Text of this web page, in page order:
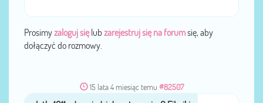
Prosimyzaloguj sięlub zarejestruj się na forumsię, aby
dołączyć do rozmowy.
15 lata 4 miesiąc temu #82507